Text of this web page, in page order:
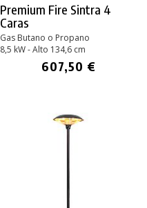
Premium Fire Sintra 4
Caras
Gas Butano o Propano
8,5 kW - Alto 134,6 cm
607,50 €